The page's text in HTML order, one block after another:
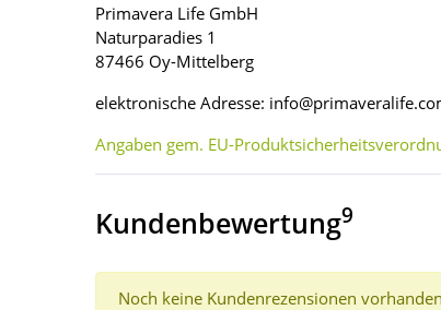
Primavera Life GmbH
Naturparadies 1
87466 Oy-Mittelberg
elektronische Adresse:
Angaben gem. EU-
Kundenbewertung9
Noch keine Kundenrezensionen